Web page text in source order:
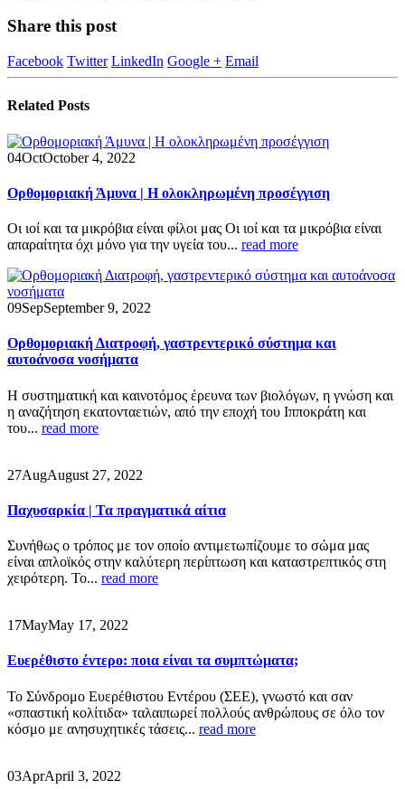
Share this post
Facebook Twitter LinkedIn Google + Email
Related Posts
04OctOctober 4, 2022
Ορθομοριακή Άμυνα | Η ολοκληρωμένη προσέγγιση
Οι ιοί και τα μικρόβια είναι φίλοι μας Οι ιοί και τα μικρόβια είναι
απαραίτητα όχι μόνο για την υγεία του... read more
09SepSeptember 9, 2022
Ορθομοριακή Διατροφή, γαστρεντερικό σύστημα και
αυτοάνοσα νοσήματα
Η συστηματική και καινοτόμος έρευνα των βιολόγων, η γνώση και
η αναζήτηση εκατονταετιών, από την εποχή του Ιπποκράτη και
του... read more
27AugAugust 27, 2022
Παχυσαρκία | Τα πραγματικά αίτια
Συνήθως ο τρόπος με τον οποίο αντιμετωπίζουμε το σώμα μας
είναι απλοϊκός στην καλύτερη περίπτωση και καταστρεπτικός στη
χειρότερη. Το... read more
17MayMay 17, 2022
Ευερέθιστο έντερο: ποια είναι τα συμπτώματα;
Το Σύνδρομο Ευερέθιστου Εντέρου (ΣΕΕ), γνωστό και σαν
«σπαστική κολίτιδα» ταλαιπωρεί πολλούς ανθρώπους σε όλο τον
κόσμο με ανησυχητικές τάσεις... read more
03AprApril 3, 2022